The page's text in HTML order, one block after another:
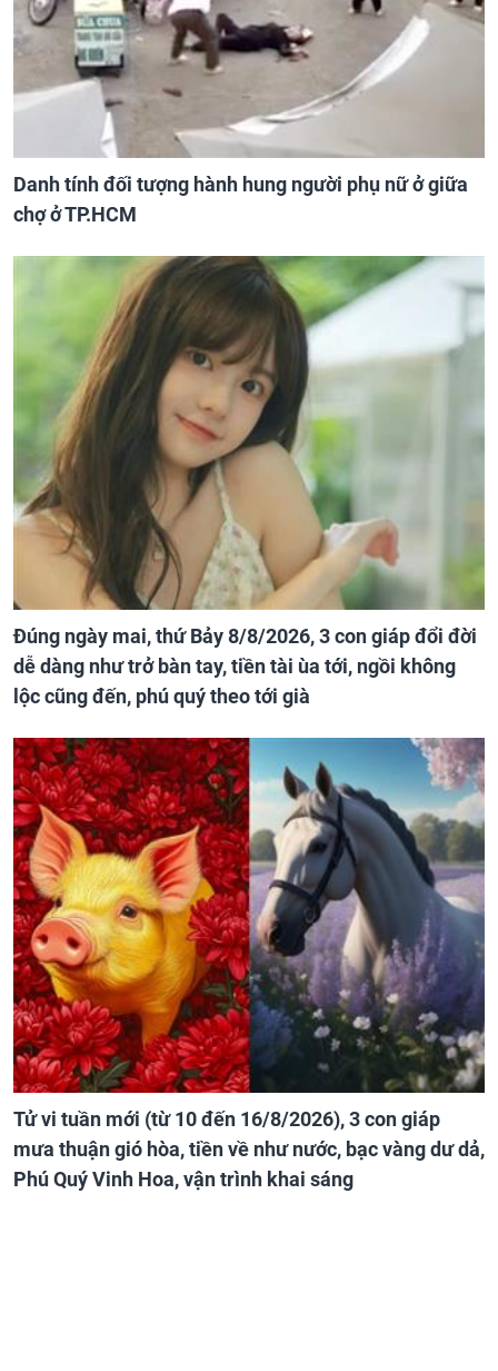
Danh tính đối tượng hành hung người phụ nữ ở giữa
chợ ở TP.HCM
Đúng ngày mai, thứ Bảy 8/8/2026, 3 con giáp đổi đời
dễ dàng như trở bàn tay, tiền tài ùa tới, ngồi không
lộc cũng đến, phú quý theo tới già
Tử vi tuần mới (từ 10 đến 16/8/2026), 3 con giáp
mưa thuận gió hòa, tiền về như nước, bạc vàng dư dả,
Phú Quý Vinh Hoa, vận trình khai sáng